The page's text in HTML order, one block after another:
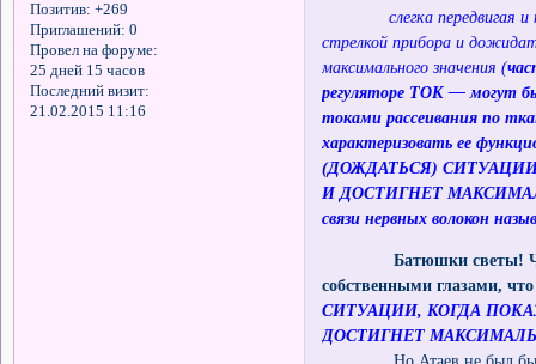
Позитив: +269
Приглашений: 0
Провел на форуме:
25 дней 15 часов
Последний визит:
21.02.2015 11:16
слегка передвигая
стрелкой прибора и
максимального значения (
регуляторе ТОК — могут
токами рассеивания по
характеризовать ее
(ДОЖДАТЬСЯ)
И ДОСТИГНЕТ
связи нервных волокон
Батюшки
собственными глазами,
СИТУАЦИИ, КОГДА
ДОСТИГНЕТ
Но Атаев не был бы